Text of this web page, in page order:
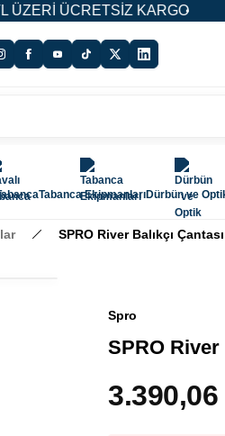
ÜCRETSİZ KARGO 14
Tabanca EkipmanlarıDürbün ve
SPRO River Balıkçı Çantası
Spro
SPRO River